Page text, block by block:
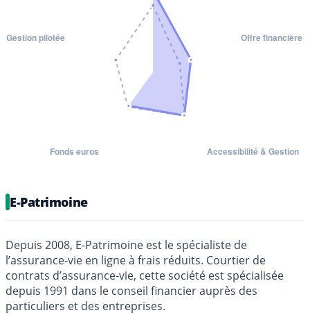
E-Patrimoine
Depuis 2008, E-Patrimoine est le spécialiste de
l’assurance-vie en ligne à frais réduits. Courtier de
contrats d’assurance-vie, cette société est spécialisée
depuis 1991 dans le conseil financier auprès des
particuliers et des entreprises.